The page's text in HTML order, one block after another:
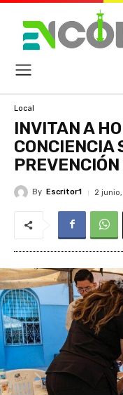
Local
INVITAN A
CONCIENCIA
By Escritor1 2